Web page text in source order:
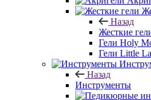
Назад
Жесткие
Гели Holy
Гели Little
Назад
Инструменты